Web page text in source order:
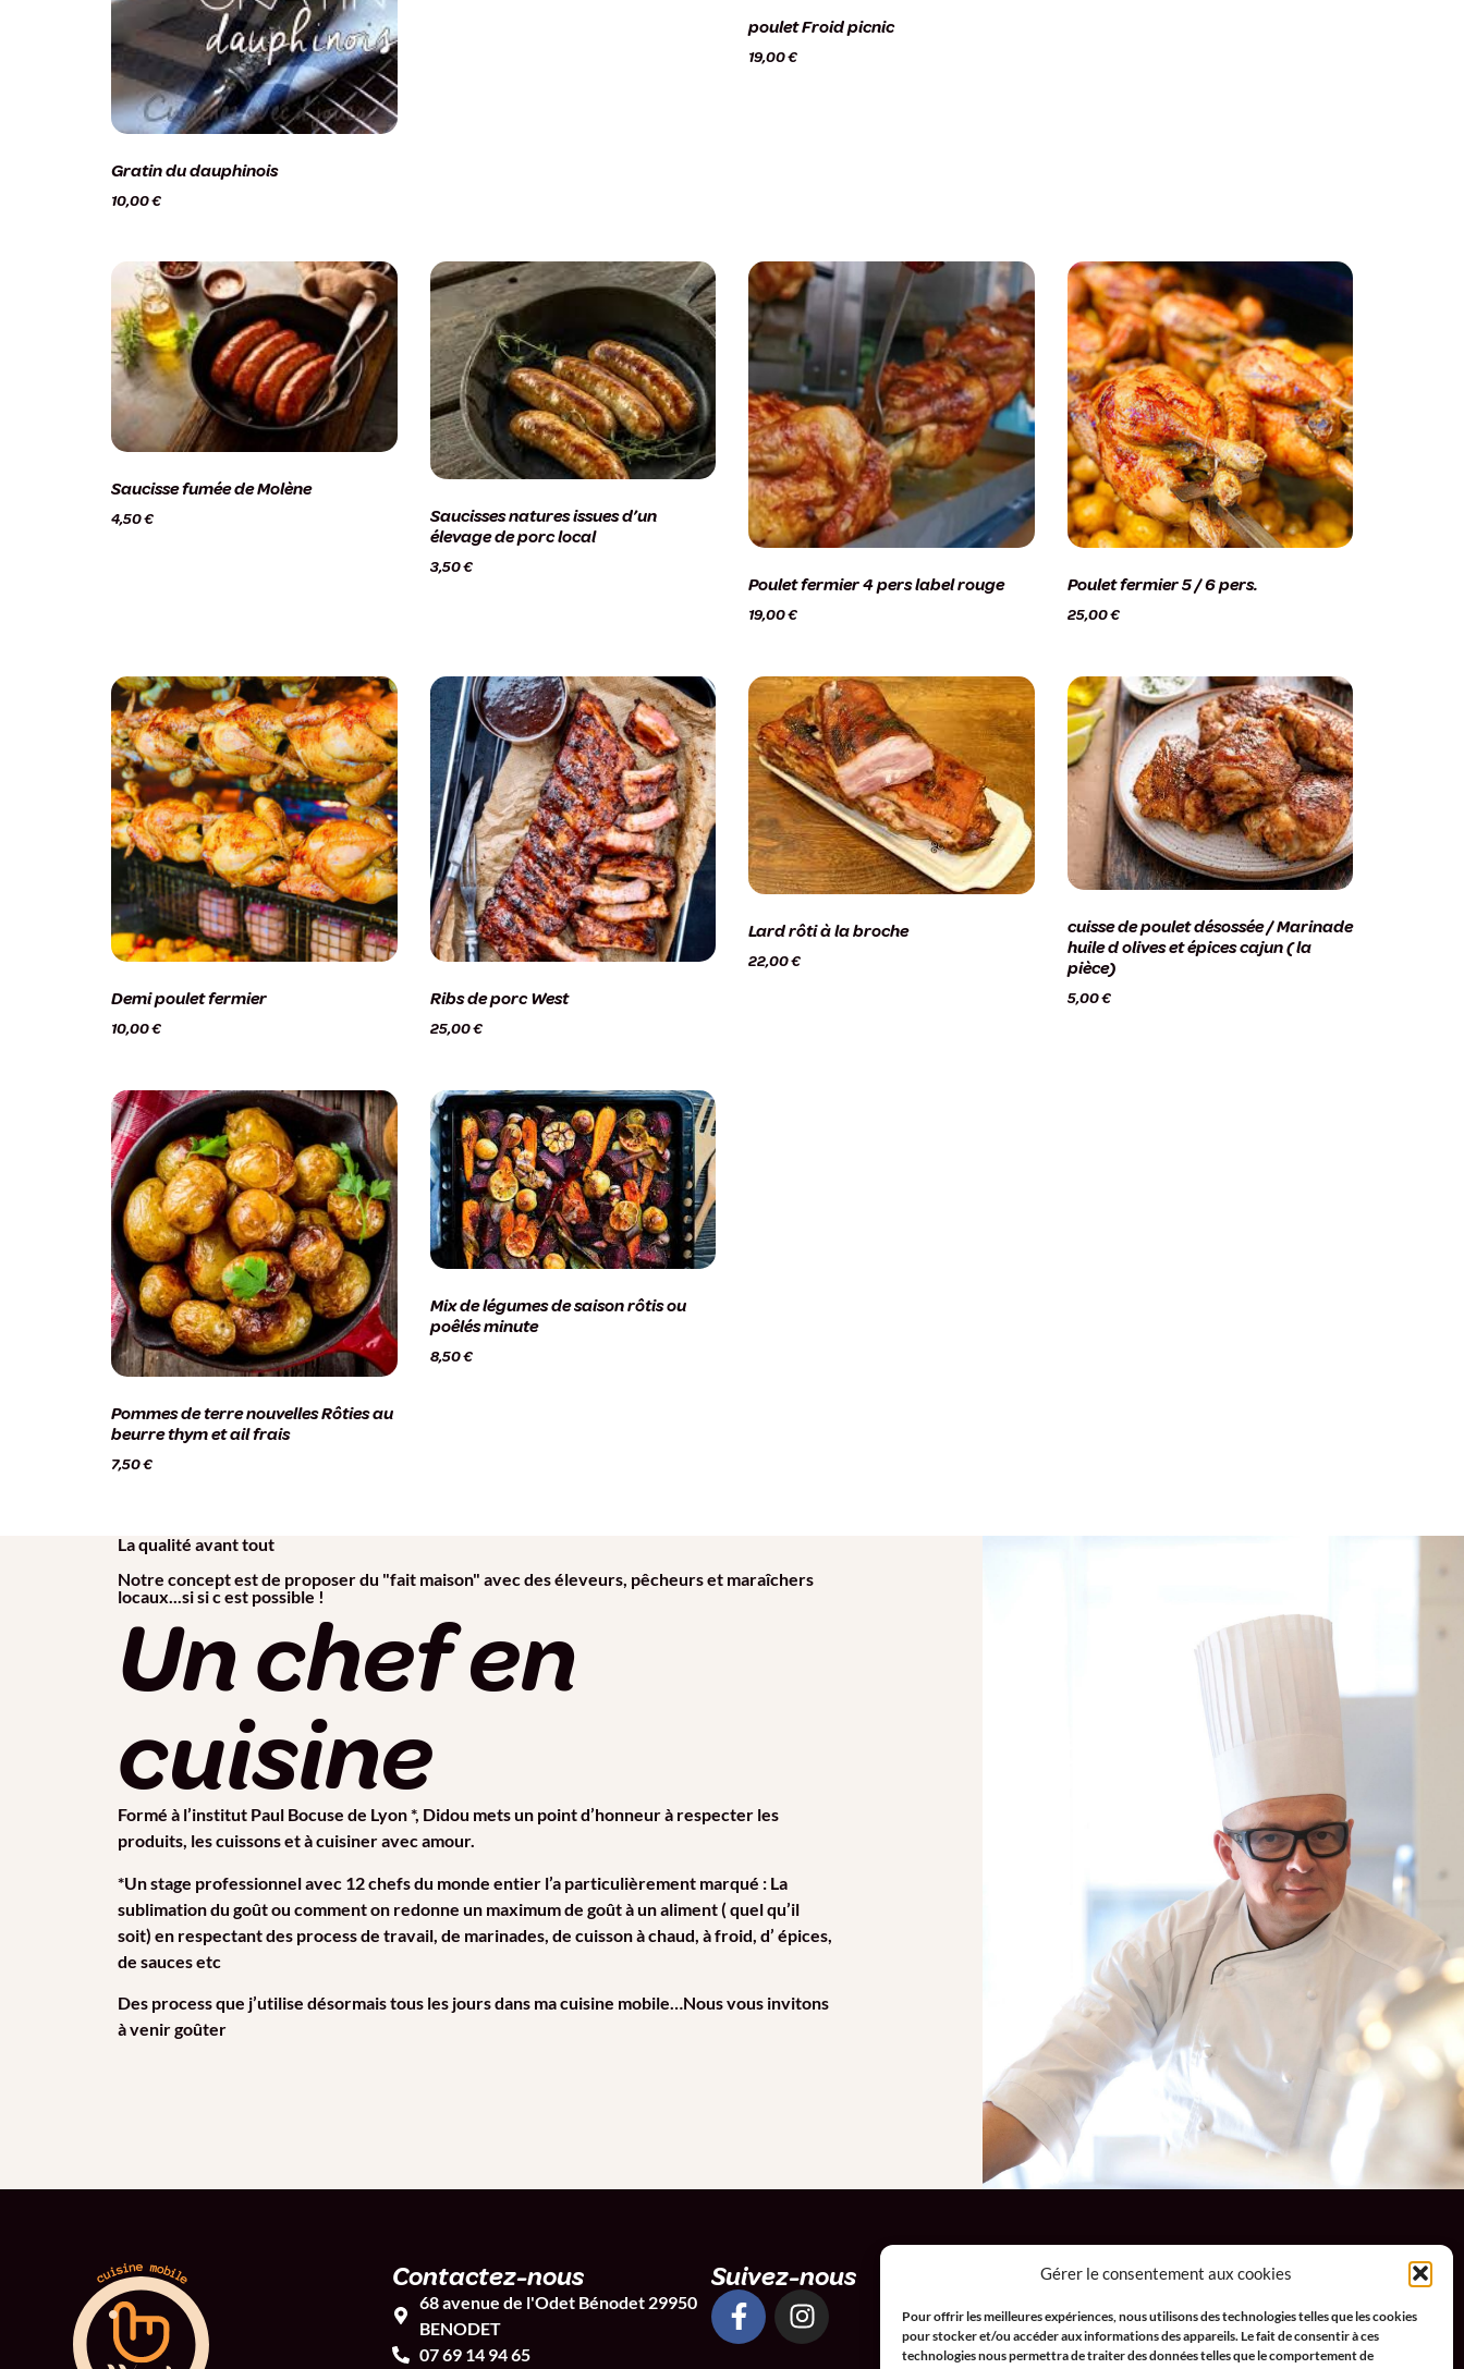
Gérer le consentement aux cookies
Pour offrir les meilleures expériences, nous utilisons des technologies telles que les cookies
pour stocker et/ou accéder aux informations des appareils. Le fait de consentir à ces
technologies nous permettra de traiter des données telles que le comportement de
Gratin du dauphinois
10,00€
poulet Froid picnic
19,00€
Saucisse fumée de Molène
4,50€
Saucisses natures issues d’un
élevage de porc local
3,50€
Poulet fermier 4 pers label rouge
19,00€
Poulet fermier 5 / 6 pers.
25,00€
Demi poulet fermier
10,00€
Ribs de porc West
25,00€
Lard rôti à la broche
22,00€
cuisse de poulet désossée / Marinade
huile d olives et épices cajun ( la
pièce)
5,00€
Pommes de terre nouvelles Rôties au
beurre thym et ail frais
7,50€
Mix de légumes de saison rôtis ou
poêlés minute
8,50€
La qualité avant tout
Notre concept est de proposer du "fait maison" avec des éleveurs, pêcheurs et maraîchers
locaux...si si c est possible !
Un chef en
cuisine
Formé à l’institut Paul Bocuse de Lyon *, Didou mets un point d’honneur à respecter les
produits, les cuissons et à cuisiner avec amour.
*Un stage professionnel avec 12 chefs du monde entier l’a particulièrement marqué : La
sublimation du goût ou comment on redonne un maximum de goût à un aliment ( quel qu’il
soit) en respectant des process de travail, de marinades, de cuisson à chaud, à froid, d’ épices,
de sauces etc
Des process que j’utilise désormais tous les jours dans ma cuisine mobile…Nous vous invitons
à venir goûter
Contactez-nous
68 avenue de l'Odet Bénodet 29950
BENODET
07 69 14 94 65
Suivez-nous Mentions légales
Conditions Générales de Vente